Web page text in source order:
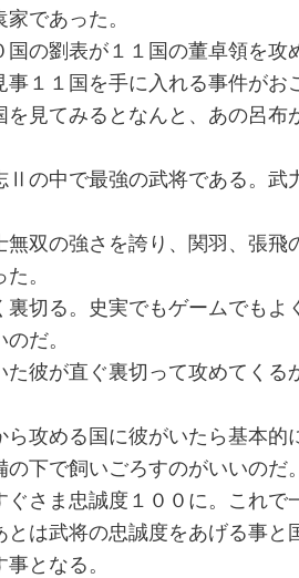
であった。
国の劉表が１１国の董卓領を攻
事１１国を手に入れる事件がお
を見てみるとなんと、あの呂布
Ⅱの中で最強の武将である。武
無双の強さを誇り、関羽、張飛
。
裏切る。史実でもゲームでもよ
だ。
た彼が直ぐ裏切って攻めてくる
ら攻める国に彼がいたら基本的
の下で飼いごろすのがいいのだ
ぐさま忠誠度１００に。これで
とは武将の忠誠度をあげる事と
となる。